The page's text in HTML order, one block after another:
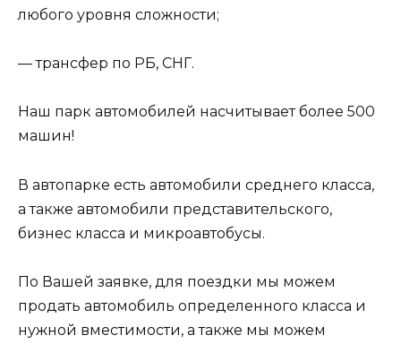
любого уровня сложности;
— трансфер по РБ, СНГ.
Наш парк автомобилей насчитывает более 500
машин!
В автопарке есть автомобили среднего класса,
а также автомобили представительского,
бизнес класса и микроавтобусы.
По Вашей заявке, для поездки мы можем
продать автомобиль определенного класса и
нужной вместимости, а также мы можем